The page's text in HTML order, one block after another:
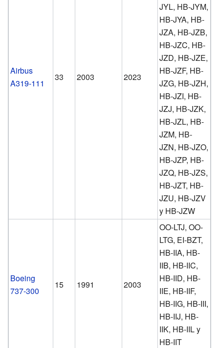
Airbus
A319-111
33 2003 2023
JYL, HB-JYM,
HB-JYA, HB-
JZA, HB-JZB,
HB-JZC, HB-
JZD, HB-JZE,
HB-JZF, HB-
JZG, HB-JZH,
HB-JZI, HB-
JZJ, HB-JZK,
HB-JZL, HB-
JZM, HB-
JZN, HB-JZO,
HB-JZP, HB-
JZQ, HB-JZS,
HB-JZT, HB-
JZU, HB-JZV
y HB-JZW
Boeing
737-300
15 1991 2003
OO-LTJ, OO-
LTG, EI-BZT,
HB-IIA, HB-
IIB, HB-IIC,
HB-IID, HB-
IIE, HB-IIF,
HB-IIG, HB-III,
HB-IIJ, HB-
IIK, HB-IIL y
HB-IIT